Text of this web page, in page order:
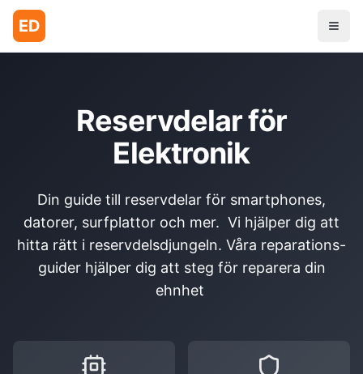
ED
Reservdelar för
Elektronik
Din guide till reservdelar för smartphones,
datorer, surfplattor och mer. Vi hjälper dig att
hitta rätt i reservdelsdjungeln. Våra reparations-
guider hjälper dig att steg för reparera din
ehnhet